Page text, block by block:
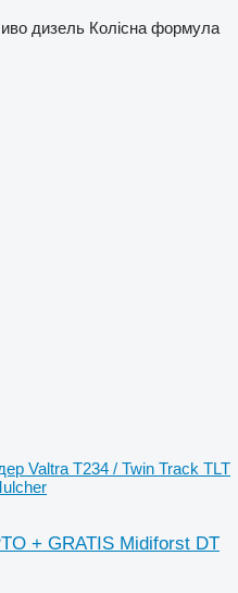
дизель Колісна формула
Valtra T234 / Twin Track TLT
+ GRATIS Midiforst DT